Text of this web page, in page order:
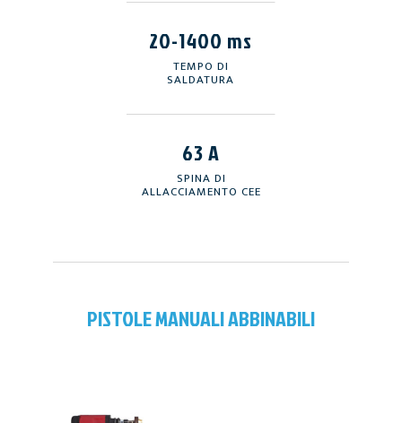
20-1400 ms
TEMPO DI
SALDATURA
63 A
SPINA DI
ALLACCIAMENTO CEE
PISTOLE MANUALI ABBINABILI